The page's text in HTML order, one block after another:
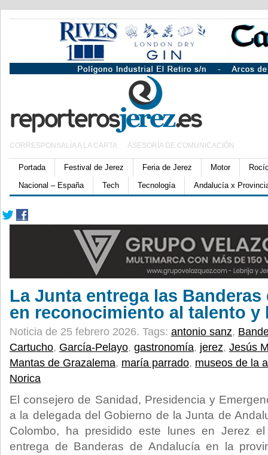
CORRESPONSALÍA A LA CARTA ASESORÍA DE COMUNICACIÓN
Portada Festival de Jerez Feria de Jerez Motor
Nacional – España
Tech Tecnología Andalucía x
La Junta entrega las
en reconocimiento al talento y
Noticia de 25 febrero 2026. Tags: antonio sanz,
Cartucho, García-Pelayo, gastronomía, jerez, Jesús
Mantas de Grazalema, maría parrado, museos de la
Norica
El consejero de Sanidad, Presidencia y
a la delegada del Gobierno de la Junta de
Colombo, ha presidido este lunes en Jerez
entrega de Banderas de Andalucía en la